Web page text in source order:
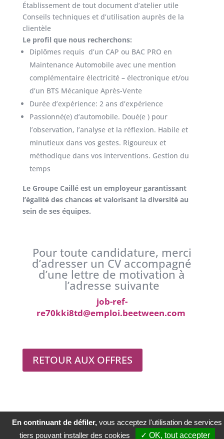
Établissement de tout document d’atelier utile
Conseils techniques et d’utilisation auprès de la
clientèle
Le profil que nous recherchons:
Diplômes requis d’un CAP ou BAC PRO en
Maintenance Automobile avec une mention
complémentaire électricité – électronique et/ou
d’un BTS Mécanique Après-Vente
Durée d’expérience: 2 ans d’expérience
Passionné(e) d’automobile. Doué(e ) pour
l’observation, l’analyse et la réflexion. Habile et
minutieux dans vos gestes. Rigoureux et
méthodique dans vos interventions. Gestion du
temps
Le Groupe Caillé est un employeur garantissant
l’égalité des chances et valorisant la diversité au
sein de ses équipes.
Pour toute candidature, merci
d’adresser un CV accompagné
d’une lettre de motivation à
l’adresse suivante
job-ref-
re70kki8td@emploi.beetween.com
RETOUR AUX OFFRES
© Copyright Groupe Caillé 2020
Mentions légales
Politique de confidentialité
En continuant de défiler, vous acceptez l'utilisation de services
tiers pouvant installer des cookies
✓ OK, tout accepter